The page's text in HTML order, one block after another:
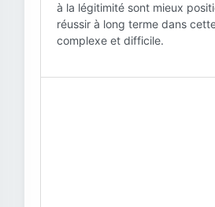
à la légitimité sont mieux
réussir à long terme dans
complexe et difficile.